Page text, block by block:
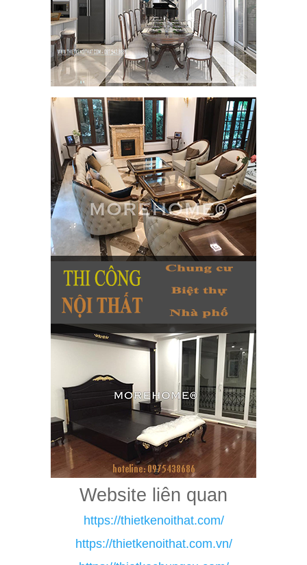
Website liên quan
https://thietkenoithat.com/
https://thietkenoithat.com.vn/